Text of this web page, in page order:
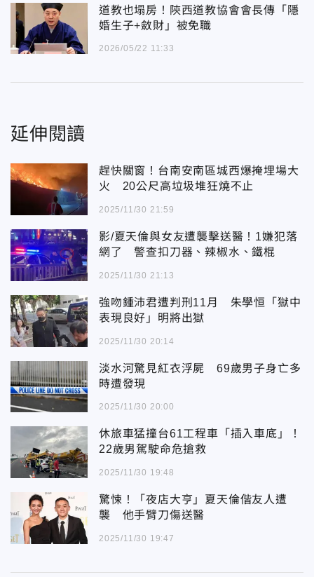
道教也塌房！陝西道教協會會長傳「隱
婚生子+斂財」被免職
2026/05/22 11:33
延伸閱讀
趕快關窗！台南安南區城西爆掩埋場大
火 20公尺高垃圾堆狂燒不止
2025/11/30 21:59
影/夏天倫與女友遭襲擊送醫！1嫌犯落
網了 警查扣刀器、辣椒水、鐵棍
2025/11/30 21:13
強吻鍾沛君遭判刑11月 朱學恒「獄中
表現良好」明將出獄
2025/11/30 20:14
淡水河驚見紅衣浮屍 69歲男子身亡多
時遭發現
2025/11/30 20:00
休旅車猛撞台61工程車「插入車底」！
22歲男駕駛命危搶救
2025/11/30 19:48
驚悚！「夜店大亨」夏天倫偕友人遭
襲 他手臂刀傷送醫
2025/11/30 19:47